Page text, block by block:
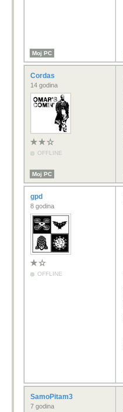
Moj PC
Cordas
14 godina
OFFLINE
Moj PC
gpd
8 godina
OFFLINE
SamoPitam3
7 godina